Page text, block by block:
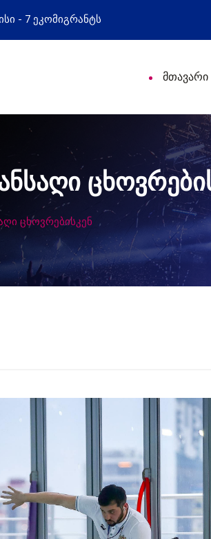
მოსამართლეებს
მთავარი
ცხოვრებისკენ